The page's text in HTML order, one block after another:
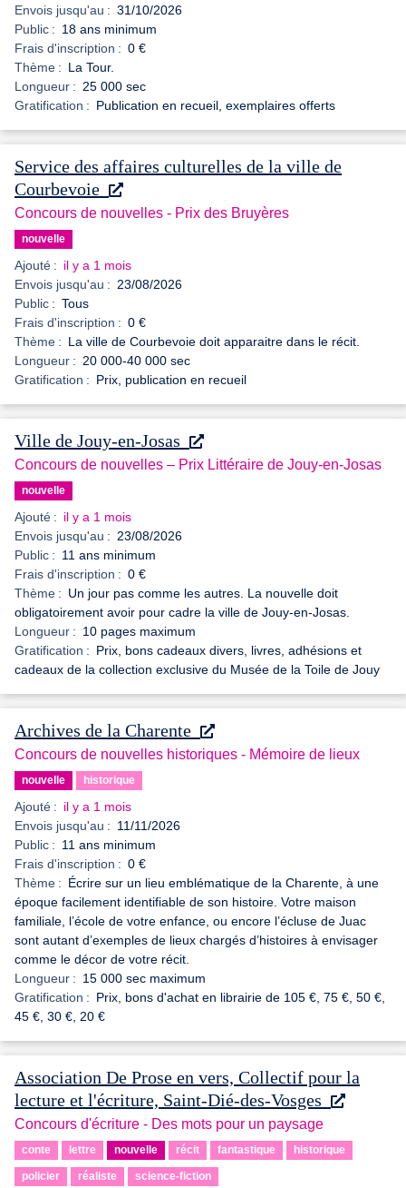
Envois jusqu'au : 31/10/2026
Public : 18 ans minimum
Frais d'inscription : 0 €
Thème : La Tour.
Longueur : 25 000 sec
Gratification : Publication en recueil, exemplaires offerts
Service des affaires culturelles de la ville de
Courbevoie
Concours de nouvelles - Prix des Bruyères
nouvelle
Ajouté : il y a 1 mois
Envois jusqu'au : 23/08/2026
Public : Tous
Frais d'inscription : 0 €
Thème : La ville de Courbevoie doit apparaitre dans le récit.
Longueur : 20 000-40 000 sec
Gratification : Prix, publication en recueil
Ville de Jouy-en-Josas
Concours de nouvelles – Prix Littéraire de Jouy-en-Josas
nouvelle
Ajouté : il y a 1 mois
Envois jusqu'au : 23/08/2026
Public : 11 ans minimum
Frais d'inscription : 0 €
Thème : Un jour pas comme les autres. La nouvelle doit
obligatoirement avoir pour cadre la ville de Jouy-en-Josas.
Longueur : 10 pages maximum
Gratification : Prix, bons cadeaux divers, livres, adhésions et
cadeaux de la collection exclusive du Musée de la Toile de Jouy
Archives de la Charente
Concours de nouvelles historiques - Mémoire de lieux
nouvelle historique
Ajouté : il y a 1 mois
Envois jusqu'au : 11/11/2026
Public : 11 ans minimum
Frais d'inscription : 0 €
Thème : Écrire sur un lieu emblématique de la Charente, à une
époque facilement identifiable de son histoire. Votre maison
familiale, l’école de votre enfance, ou encore l’écluse de Juac
sont autant d’exemples de lieux chargés d’histoires à envisager
comme le décor de votre récit.
Longueur : 15 000 sec maximum
Gratification : Prix, bons d'achat en librairie de 105 €, 75 €, 50 €,
45 €, 30 €, 20 €
Association De Prose en vers, Collectif pour la
lecture et l'écriture, Saint-Dié-des-Vosges
Concours d'écriture - Des mots pour un paysage
conte lettre nouvelle récit fantastique historique
policier réaliste science-fiction